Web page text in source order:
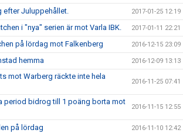
efter Juluppehållet. 2017-01-25 12:19
i "nya" serien är mot Varla IBK. 2017-01-11 22:21
på lördag mot Falkenberg 2016-12-15 23:09
hemma 2016-12-09 13:13
mot Warberg räckte inte hela
2016-11-25 07:41
period bidrog till 1 poäng borta mot
2016-11-15 12:55
på lördag 2016-11-10 12:42